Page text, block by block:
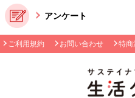
アンケート
ご利用規約 お問い合わせ 特商